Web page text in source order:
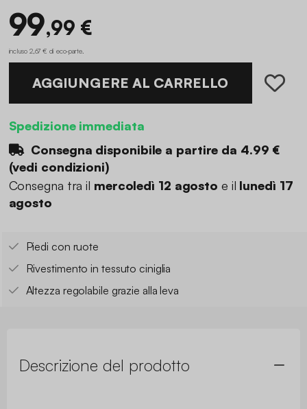
99,99 €
incluso 2,67 € di eco-parte.
AGGIUNGERE AL CARRELLO
Spedizione immediata
Consegna disponibile a partire da 4.99 €
(vedi condizioni)
Consegna tra il mercoledì 12 agosto e il lunedì 17
agosto
Piedi con ruote
Rivestimento in tessuto ciniglia
Altezza regolabile grazie alla leva
Descrizione del prodotto